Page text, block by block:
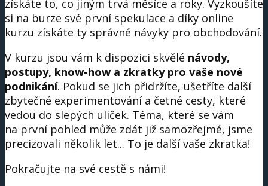
získáte to, co jiným trvá měsíce a roky. Vyzkoušíte
si na burze své první spekulace a díky online
kurzu získáte ty správné návyky pro obchodování.
V kurzu jsou vám k dispozici skvělé návody,
postupy, know-how a zkratky pro vaše nové
podnikání. Pokud se jich přidržíte, ušetříte další
zbytečné experimentování a četné cesty, které
vedou do slepých uliček. Téma, které se vám
na první pohled může zdát již samozřejmé, jsme
precizovali několik let... To je další vaše zkratka!
Pokračujte na své cestě s námi!